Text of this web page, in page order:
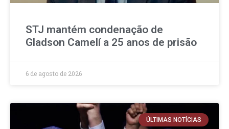
STJ mantém condenação de
Gladson Camelí a 25 anos de prisão
6 de agosto de 2026
ÚLTIMAS NOTÍCIAS